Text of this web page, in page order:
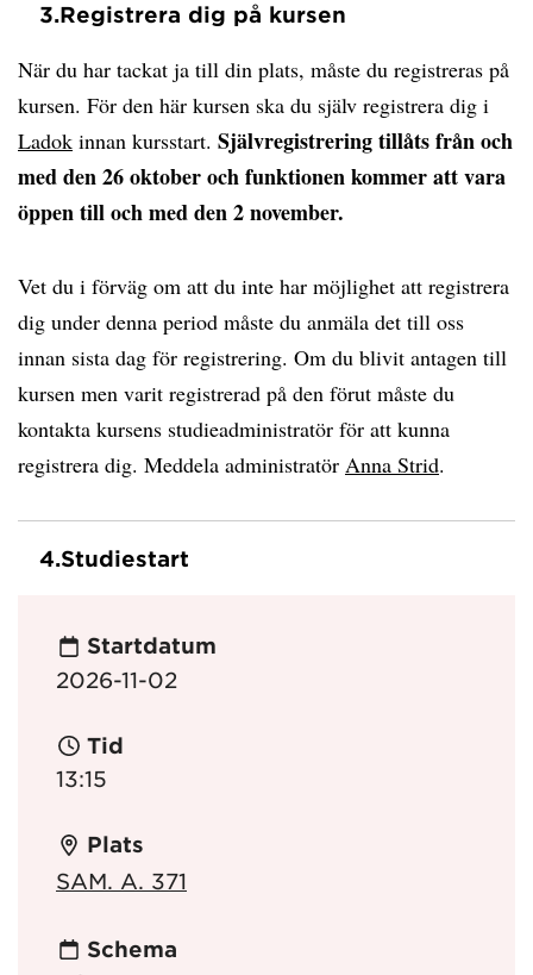
3.Registrera dig på kursen
När du har tackat ja till din plats, måste du registreras på
kursen. För den här kursen ska du själv registrera dig i
Ladok innan kursstart. Självregistrering tillåts från och
med den 26 oktober och funktionen kommer att vara
öppen till och med den 2 november.
Vet du i förväg om att du inte har möjlighet att registrera
dig under denna period måste du anmäla det till oss
innan sista dag för registrering. Om du blivit antagen till
kursen men varit registrerad på den förut måste du
kontakta kursens studieadministratör för att kunna
registrera dig. Meddela administratör Anna Strid.
4.Studiestart
Startdatum
2026-11-02
Tid
13:15
Plats
SAM. A. 371
Schema